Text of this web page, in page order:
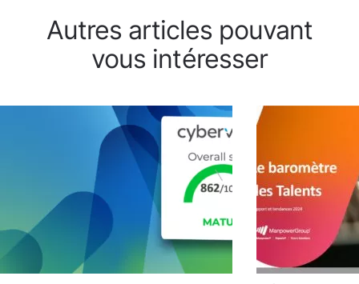
Autres articles pouvant
vous intéresser